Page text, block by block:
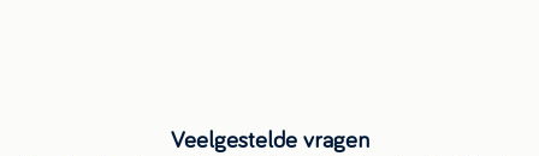
Veelgestelde vragen